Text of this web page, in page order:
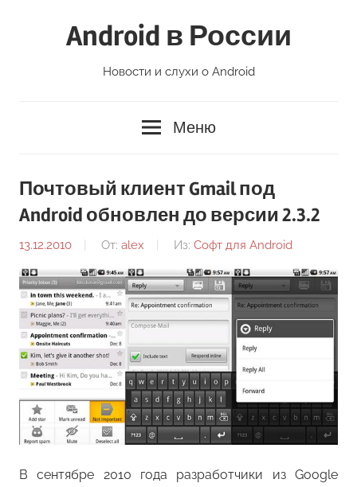
Android в России
Новости и слухи о Android
Меню
Почтовый клиент Gmail под
Android обновлен до версии 2.3.2
13.12.2010 От: alex Из: Софт для Android
В сентябре 2010 года разработчики из Google